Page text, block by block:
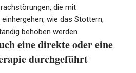
die mit
einhergehen, wie das Stottern,
behoben werden.
eine direkte oder eine
durchgeführt